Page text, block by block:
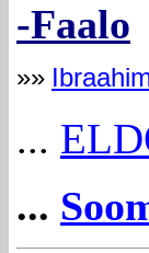
-Faalo
»»
...
...